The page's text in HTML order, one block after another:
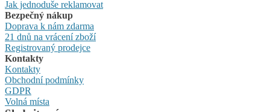
Jak jednoduše reklamovat
Bezpečný nákup
Doprava k nám zdarma
21 dnů na vrácení zboží
Registrovaný prodejce
Kontakty
Kontakty
Obchodní podmínky
GDPR
Volná místa